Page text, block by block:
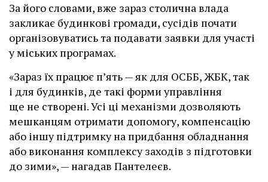
За його словами, вже зараз столична влада
закликає будинкові громади, сусідів почати
організовуватись та подавати заявки для участі
у міських програмах.
«Зараз їх працює п’ять — як для ОСББ, ЖБК, так
і для будинків, де такі форми управління
ще не створені. Усі ці механізми дозволяють
мешканцям отримати допомогу, компенсацію
або іншу підтримку на придбання обладнання
або виконання комплексу заходів з підготовки
до зими», — нагадав Пантелеєв.